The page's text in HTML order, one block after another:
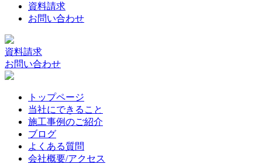
資料請求
お問い合わせ
資料請求
お問い合わせ
トップページ
当社にできること
施工事例のご紹介
ブログ
よくある質問
会社概要/アクセス